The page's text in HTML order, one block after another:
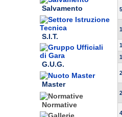
Salvamento
S.I.T.
G.U.G.
Master
Normative